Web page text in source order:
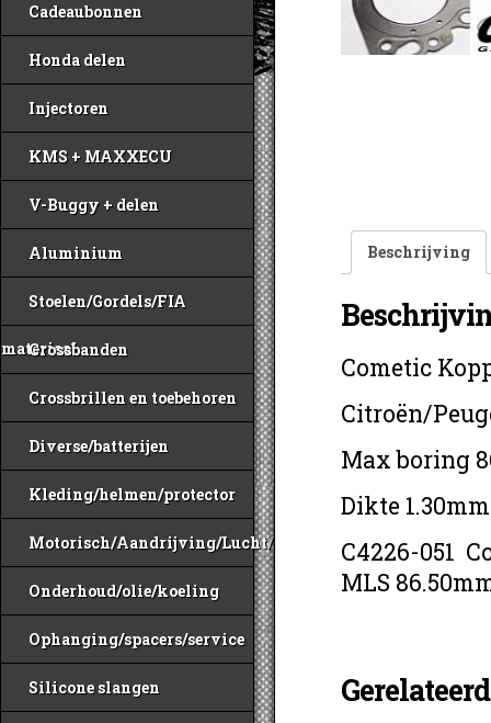
Cadeaubonnen
Honda delen
Injectoren
KMS + MAXXECU
V-Buggy + delen
Aluminium
Stoelen/Gordels/FIA
materiaal
Crossbanden
Crossbrillen en toebehoren
Diverse/batterijen
Kleding/helmen/protector
Motorisch/Aandrijving/Lucht/Benzine
Onderhoud/olie/koeling
Ophanging/spacers/service
Silicone slangen
Beschrijving
Cometic
Citroën/
Max boring
Dikte 1.30mm
C4226-051
MLS